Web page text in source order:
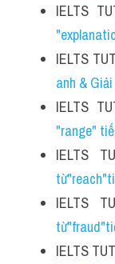
IELTS
IELTS
anh &
IELTS
"range"
IELTS
IELTS
IELTS